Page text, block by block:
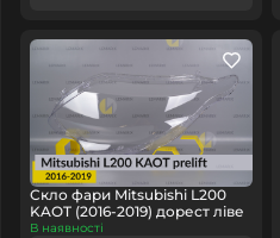
Скло фари Mitsubishi L200
KAOT (2016-2019) дорест ліве
В наявності